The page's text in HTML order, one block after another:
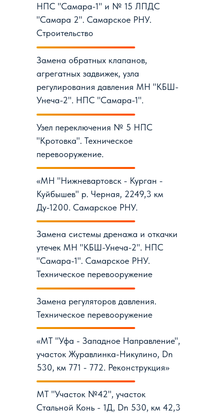
НПС "Самара-1" и № 15 ЛПДС
"Самара 2". Самарское РНУ.
Строительство
Замена обратных клапанов,
агрегатных задвижек, узла
регулирования давления МН "КБШ-
Унеча-2". НПС "Самара-1".
Узел переключения № 5 НПС
"Кротовка". Техническое
перевооружение.
«МН "Нижневартовск - Курган -
Куйбышев" р. Черная, 2249,3 км
Ду-1200. Самарское РНУ.
Замена системы дренажа и откачки
утечек МН "КБШ-Унеча-2". НПС
"Самара-1". Самарское РНУ.
Техническое перевооружение
Замена регуляторов давления.
Техническое перевооружение
«МТ "Уфа - Западное Направление",
участок Журавлинка-Никулино, Dn
530, км 771 - 772. Реконструкция»
МТ "Участок №42", участок
Стальной Конь - 1Д, Dn 530, км 42,3